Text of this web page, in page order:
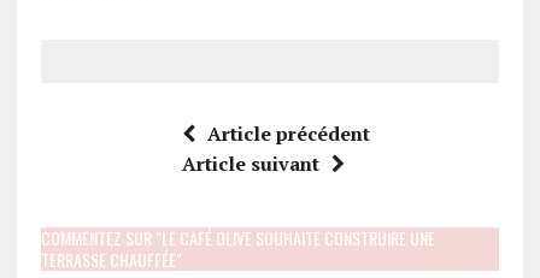
Article précédent
Article suivant
COMMENTEZ SUR "LE CAFÉ OLIVE SOUHAITE CONSTRUIRE UNE
TERRASSE CHAUFFÉE"